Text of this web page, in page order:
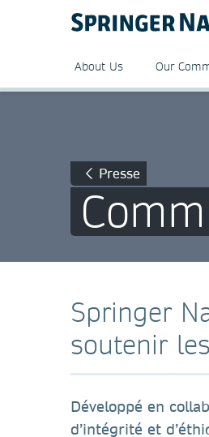
About Us Our
Presse
Springer
soutenir
Développé en
d’intégrité et